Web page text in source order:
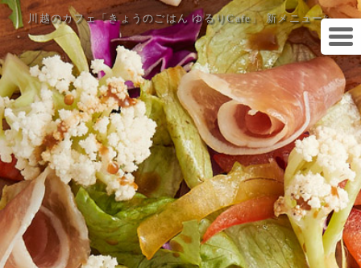
川越のカフェ「きょうのごはん ゆるりCafe」 新メニュー✨